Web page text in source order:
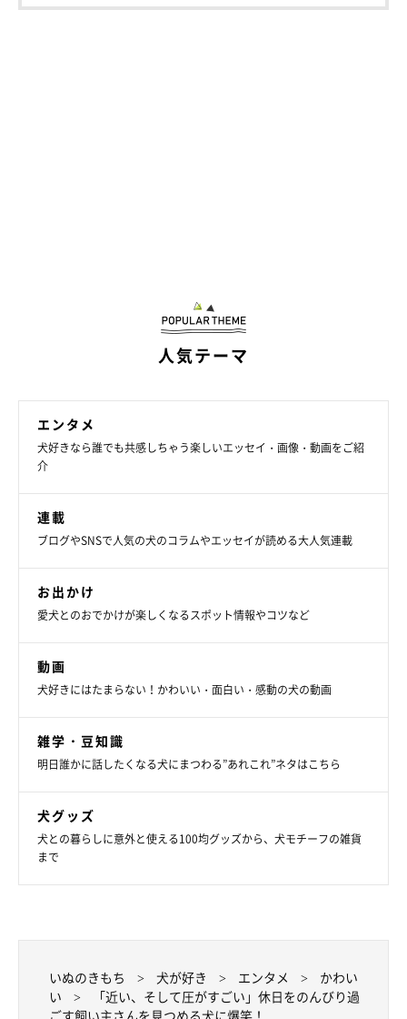
人気テーマ
エンタメ
犬好きなら誰でも共感しちゃう楽しいエッセイ・画像・動画をご紹
介
連載
ブログやSNSで人気の犬のコラムやエッセイが読める大人気連載
お出かけ
愛犬とのおでかけが楽しくなるスポット情報やコツなど
動画
犬好きにはたまらない！かわいい・面白い・感動の犬の動画
雑学・豆知識
明日誰かに話したくなる犬にまつわる”あれこれ”ネタはこちら
犬グッズ
犬との暮らしに意外と使える100均グッズから、犬モチーフの雑貨
まで
いぬのきもち 犬が好き エンタメ
かわい
い
「近い、そして圧がすごい」休日をのんびり過